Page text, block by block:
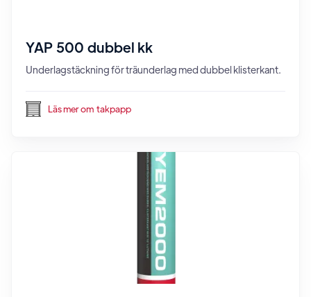
YAP 500 dubbel kk
Underlagstäckning för träunderlag med dubbel klisterkant.
Läs mer om takpapp